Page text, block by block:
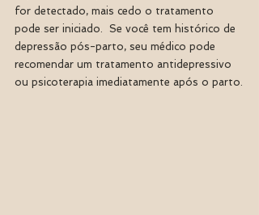
for detectado, mais cedo o tratamento
pode ser iniciado.  Se você tem histórico de
depressão pós-parto, seu médico pode
recomendar um tratamento antidepressivo
ou psicoterapia imediatamente após o parto.